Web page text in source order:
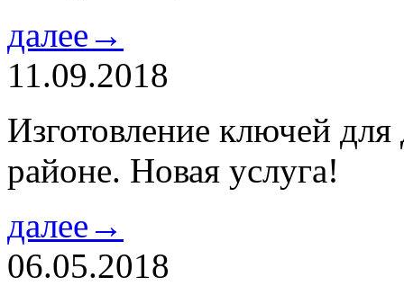
далее→
11.09.2018
Изготовление ключей
районе. Новая услуга!
далее→
06.05.2018